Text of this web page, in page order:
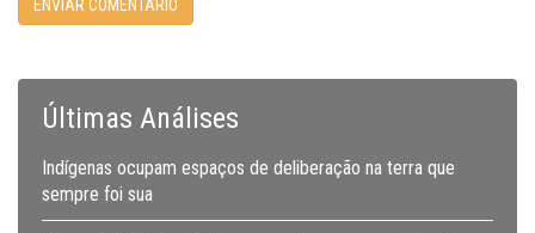
Últimas Análises
Indígenas ocupam espaços de deliberação na terra que
sempre foi sua